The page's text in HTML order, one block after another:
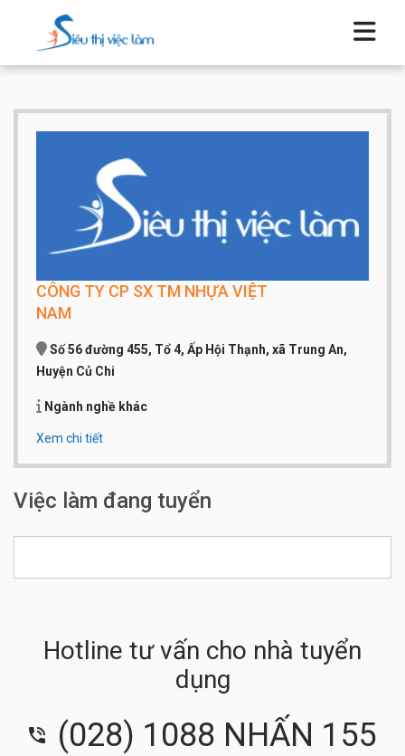
CÔNG TY CP SX TM NHỰA VIỆT
NAM
Số 56 đường 455, Tổ 4, Ấp Hội Thạnh, xã Trung An,
Huyện Củ Chi
Ngành nghề khác
Qui mô công ty:
Số điện thoại:0938.055.088
Xem chi tiết
Việc làm đang tuyển
Hotline tư vấn cho nhà tuyển
dụng
(028) 1088 NHẤN 155